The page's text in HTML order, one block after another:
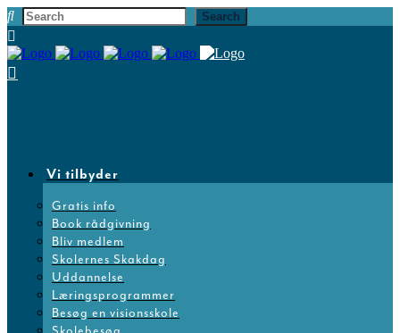
Vi tilbyder
Gratis info
Book rådgivning
Bliv medlem
Skolernes Skakdag
Uddannelse
Læringsprogrammer
Besøg en visionsskole